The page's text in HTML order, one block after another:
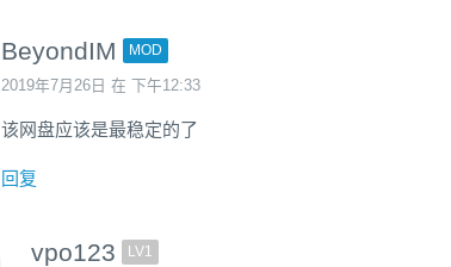
BeyondIM MOD
2019年7月26日 在 下午12:33
该网盘应该是最稳定的了
回复
vpo123 LV1